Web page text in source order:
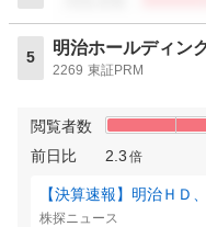
5
明治ホールディン
2269 東証PRM
閲覧者数
前日比
2.3 倍
【決算速報】明治ＨＤ
株探ニュース